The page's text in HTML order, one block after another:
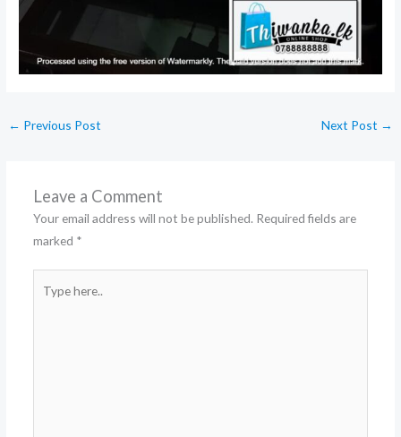
← Previous Post Next Post →
Leave a Comment
Your email address will not be published. Required fields are
marked *
here..